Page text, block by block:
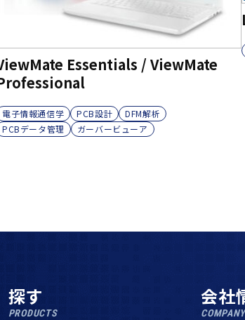
Essentials / ViewMate
電子情報通信学 PCB設計
DFM解析
PCBデータ管理
ガーバービューア
探す
PRODUCTS
会社